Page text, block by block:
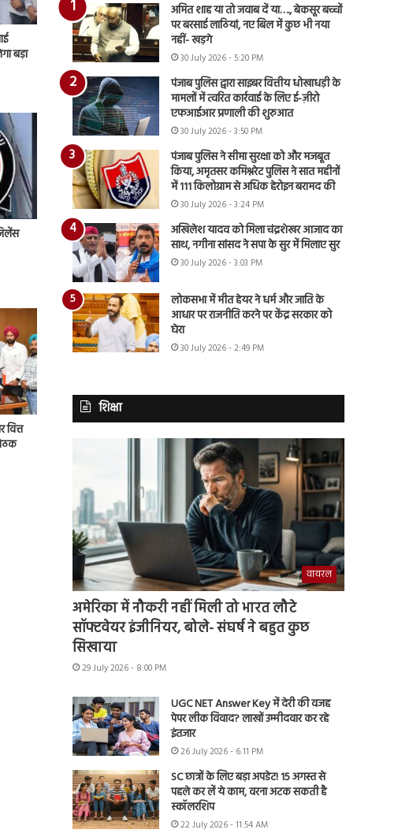
बड़ा
वित्त
अमित शाह या तो जवाब दें या…., बेकसूर बच्चों
पर बरसाई लाठियां, नए बिल में कुछ भी नया
नहीं- खड़गे
30 July 2026 - 5:20 PM
पंजाब पुलिस द्वारा साइबर वित्तीय धोखाधड़ी के
मामलों में त्वरित कार्रवाई के लिए ई-ज़ीरो
एफआईआर प्रणाली की शुरुआत
30 July 2026 - 3:50 PM
पंजाब पुलिस ने सीमा सुरक्षा को और मजबूत
किया, अमृतसर कमिश्नरेट पुलिस ने सात महीनों
में 111 किलोग्राम से अधिक हेरोइन बरामद की
30 July 2026 - 3:24 PM
अखिलेश यादव को मिला चंद्रशेखर आजाद का
साथ, नगीना सांसद ने सपा के सुर में मिलाए सुर
30 July 2026 - 3:03 PM
लोकसभा में मीत हेयर ने धर्म और जाति के
आधार पर राजनीति करने पर केंद्र सरकार को
घेरा
30 July 2026 - 2:49 PM
शिक्षा
वायरल
अमेरिका में नौकरी नहीं मिली तो भारत लौटे
सॉफ्टवेयर इंजीनियर, बोले- संघर्ष ने बहुत कुछ
सिखाया
29 July 2026 - 8:00 PM
UGC NET Answer Key में देरी की वजह
पेपर लीक विवाद? लाखों उम्मीदवार कर रहे
इंतजार
26 July 2026 - 6:11 PM
SC छात्रों के लिए बड़ा अपडेट! 15 अगस्त से
पहले कर लें ये काम, वरना अटक सकती है
स्कॉलरशिप
22 July 2026 - 11:54 AM